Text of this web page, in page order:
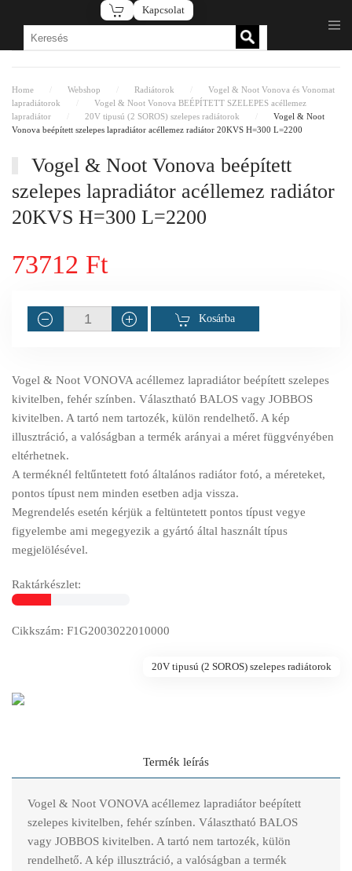
Fő tartalom átugrása
Kapcsolat
Home Webshop Radiátorok
Vogel & Noot Vonova és Vonomat
lapradiátorok
Vogel & Noot Vonova BEÉPÍTETT SZELEPES acéllemez
lapradiátor
20V tipusú (2 SOROS) szelepes radiátorok
Vogel & Noot
Vonova beépített szelepes lapradiátor acéllemez radiátor 20KVS H=300 L=2200
Vogel & Noot Vonova beépített
szelepes lapradiátor acéllemez radiátor
20KVS H=300 L=2200
73712 Ft
Kosárba
Vogel & Noot VONOVA acéllemez lapradiátor beépített szelepes
kivitelben, fehér színben. Választható BALOS vagy JOBBOS
kivitelben. A tartó nem tartozék, külön rendelhető. A kép
illusztráció, a valóságban a termék arányai a méret függvényében
eltérhetnek.
A terméknél feltűntetett fotó általános radiátor fotó, a méreteket,
pontos típust nem minden esetben adja vissza.
Megrendelés esetén kérjük a feltüntetett pontos típust vegye
figyelembe ami megegyezik a gyártó által használt típus
megjelölésével.
Raktárkészlet:
Cikkszám: F1G2003022010000
20V tipusú (2 SOROS) szelepes radiátorok
Termék leírás
Vogel & Noot VONOVA acéllemez lapradiátor beépített
szelepes kivitelben, fehér színben. Választható BALOS
vagy JOBBOS kivitelben. A tartó nem tartozék, külön
rendelhető. A kép illusztráció, a valóságban a termék